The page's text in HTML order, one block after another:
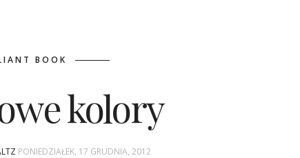
BOOK
kolory
PONIEDZIAŁEK, 17 GRUDNIA, 2012